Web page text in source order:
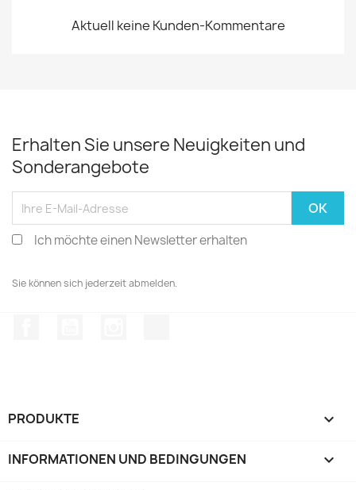
Aktuell keine Kunden-Kommentare
Erhalten Sie unsere Neuigkeiten und
Sonderangebote
Ich möchte einen Newsletter erhalten
Sie können sich jederzeit abmelden.
PRODUKTE 
INFORMATIONEN UND BEDINGUNGEN 